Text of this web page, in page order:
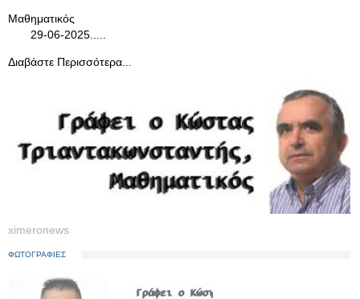
Μαθηματικός
29-06-2025.....
Διαβάστε Περισσότερα...
ximeronews
ΦΩΤΟΓΡΑΦΙΕΣ